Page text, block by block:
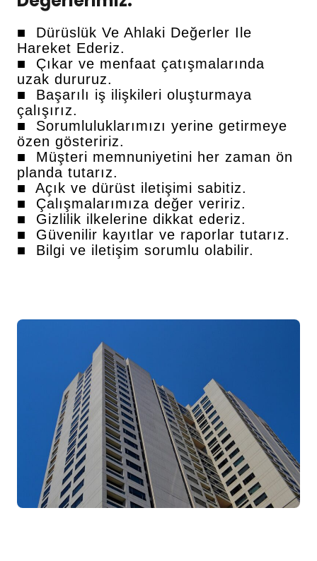
■ Dürüslük Ve Ahlaki Değerler Ile
Hareket Ederiz.
■ Çıkar ve menfaat çatışmalarında
uzak dururuz.
■ Başarılı iş ilişkileri oluşturmaya
çalışırız.
■ Sorumluluklarımızı yerine getirmeye
özen gösteririz.
■ Müşteri memnuniyetini her zaman ön
planda tutarız.
■ Açık ve dürüst iletişimi sabitiz.
■ Çalışmalarımıza değer veririz.
■ Gizlilik ilkelerine dikkat ederiz.
■ Güvenilir kayıtlar ve raporlar tutarız.
■ Bilgi ve iletişim sorumlu olabilir.